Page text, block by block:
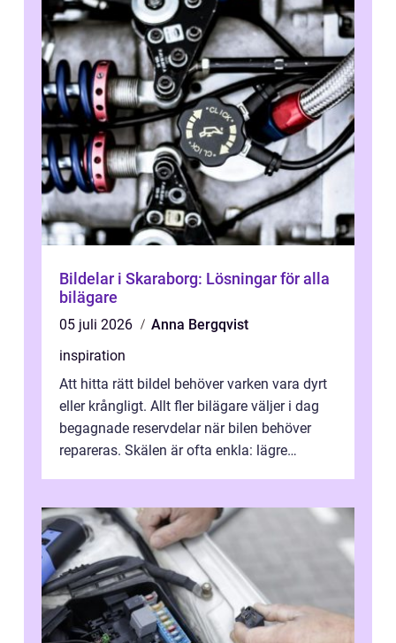
Bildelar i Skaraborg: Lösningar för alla
bilägare
05 juli 2026
Anna Bergqvist
inspiration
Att hitta rätt bildel behöver varken vara dyrt
eller krångligt. Allt fler bilägare väljer i dag
begagnade reservdelar när bilen behöver
repareras. Skälen är ofta enkla: lägre